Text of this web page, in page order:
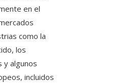
en el
como la
los
y algunos
incluidos